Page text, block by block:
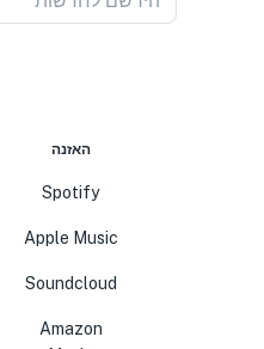
האזנה
Spotify
Apple Music
Soundcloud
Amazon